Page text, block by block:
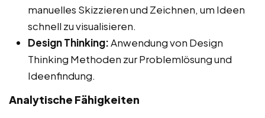
manuelles Skizzieren und Zeichnen, um Ideen
schnell zu visualisieren.
Design Thinking:Anwendung von Design
Thinking Methoden zur Problemlösung und
Ideenfindung.
Analytische Fähigkeiten